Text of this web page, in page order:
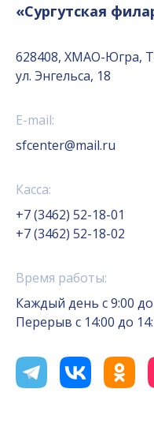
«Сургутская
628408, ХМАО-Югра,
ул. Энгельса, 18
E-mail:
sfcenter@mail.ru
Касса:
+7 (3462) 52-18-01
+7 (3462) 52-18-02
Время работы:
Каждый день с 9:00 до
Перерыв с 14:00 до